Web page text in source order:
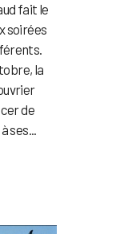
fait le
soirées
la
de
ses...